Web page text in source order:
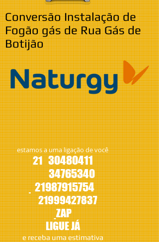
Conversão Instalação de
Fogão gás de Rua Gás de
Botijão
estamos a uma ligação de você
2130480411
34765340
21987915754
21999427837
ZAP
LIGUE JÁ
​e receba uma estimativa